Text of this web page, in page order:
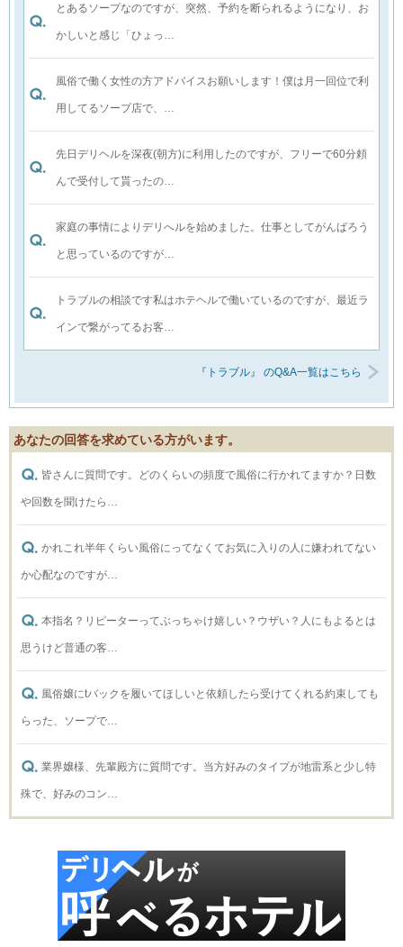
とあるソープなのですが、突然、予約を断られるようになり、お
かしいと感じ「ひょっ…
風俗で働く女性の方アドバイスお願いします！僕は月一回位で利
用してるソープ店で、…
先日デリヘルを深夜(朝方)に利用したのですが、フリーで60分頼
んで受付して貰ったの…
家庭の事情によりデリへルを始めました。仕事としてがんばろう
と思っているのですが…
トラブルの相談です私はホテヘルで働いているのですが、最近ラ
インで繋がってるお客…
『トラブル』 のQ&A一覧はこちら
あなたの回答を求めている方がいます。
皆さんに質問です。どのくらいの頻度で風俗に行かれてますか？日数
や回数を聞けたら…
かれこれ半年くらい風俗にってなくてお気に入りの人に嫌われてない
か心配なのですが…
本指名？リピーターってぶっちゃけ嬉しい？ウザい？人にもよるとは
思うけど普通の客…
風俗嬢にtバックを履いてほしいと依頼したら受けてくれる約束しても
らった、ソープで…
業界嬢様、先輩殿方に質問です。当方好みのタイプが地雷系と少し特
殊で、好みのコン…